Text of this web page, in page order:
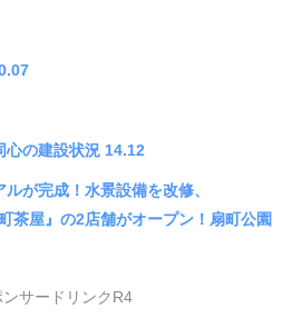
心の建設状況 14.12
が完成！水景設備を改修、
茶屋』の2店舗がオープン！扇町公園
ンサードリンクR4